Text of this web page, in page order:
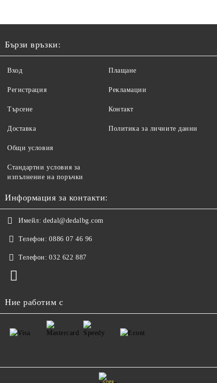
Бързи връзки:
Вход
Регистрация
Търсене
Доставка
Плащане
Рекламации
Контакт
Политика за личните данни
Общи условия
Стандартни условия за
изпълнение на поръчки
Информация за контакти:
Имейл: dedal@dedalbg.com
Телефон: 0886 07 46 96
Телефон: 032 622 887
Ние работим с
GDPR